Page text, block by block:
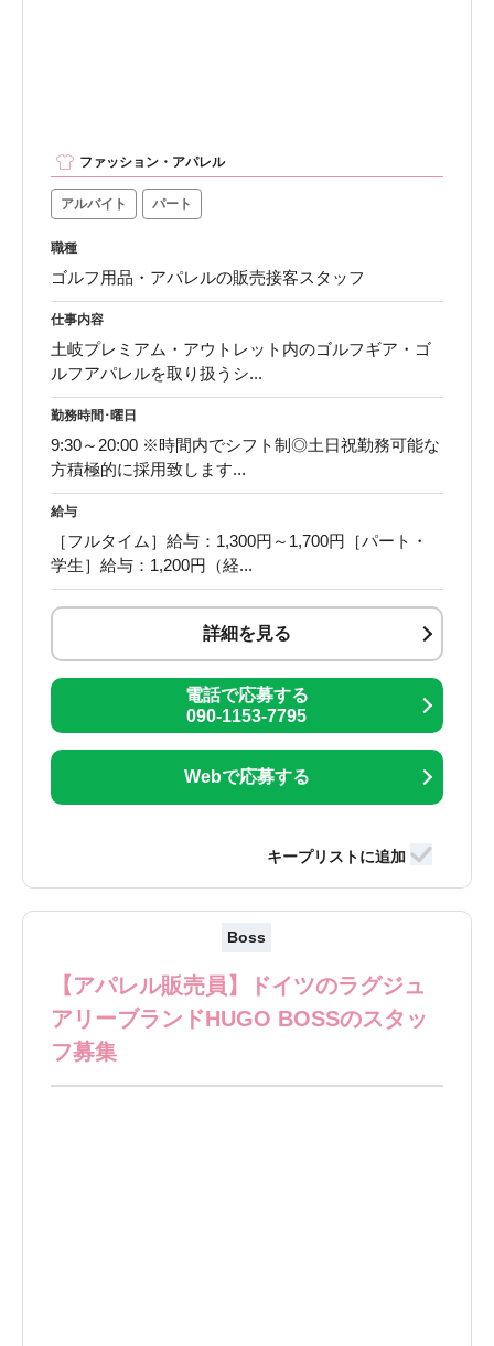
ファッション・アパレル
アルバイト パート
職種
ゴルフ用品・アパレルの販売接客スタッフ
仕事内容
土岐プレミアム・アウトレット内のゴルフギア・ゴ
ルフアパレルを取り扱うシ...
勤務時間･曜日
9:30～20:00 ※時間内でシフト制◎土日祝勤務可能な
方積極的に採用致します...
給与
［フルタイム］給与：1,300円～1,700円［パート・
学生］給与：1,200円（経...
詳細を見る
電話で応募する
090-1153-7795
Webで応募する
Boss
【アパレル販売員】ドイツのラグジュ
アリーブランドHUGO BOSSのスタッ
フ募集